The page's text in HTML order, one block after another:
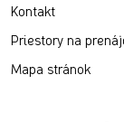
Kontakt
Priestory na
Mapa stránok